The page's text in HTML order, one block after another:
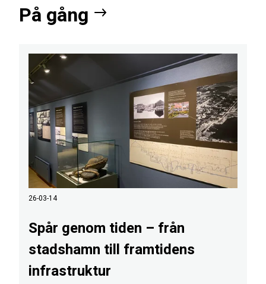
På gång
26-03-14
Spår genom tiden – från
stadshamn till framtidens
infrastruktur